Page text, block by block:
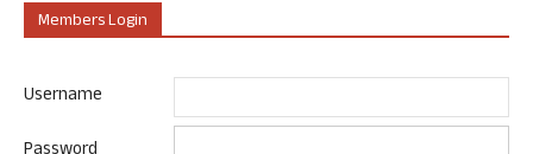
Members Login
Username